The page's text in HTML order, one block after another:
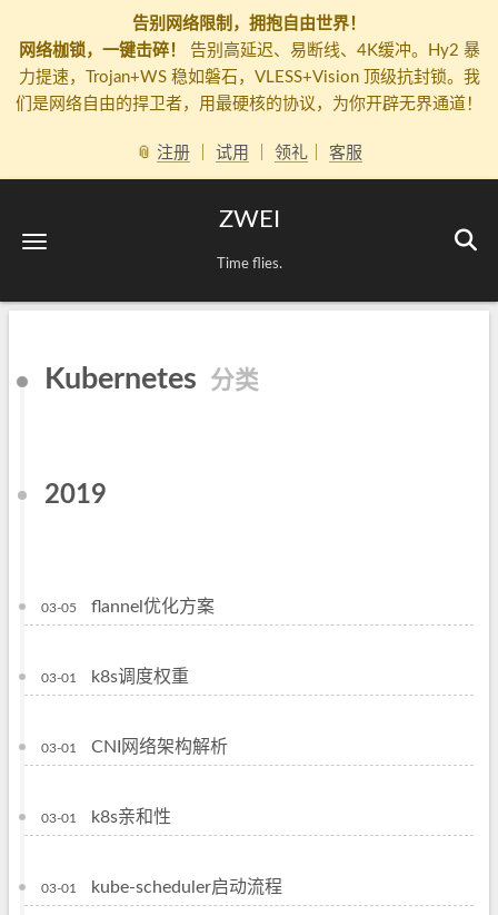
告别网络限制，拥抱自由世界！
网络枷锁，一键击碎！
告别高延迟、易断线、4K缓冲。Hy2 暴
力提速，Trojan+WS 稳如磐石，VLESS+Vision 顶级抗封锁。我
们是网络自由的捍卫者，用最硬核的协议，为你开辟无界通道！
📎 注册 试用 领礼 客服
ZWEI
Time flies.
Kubernetes 分类
2019
03-05 flannel优化方案
03-01 k8s调度权重
03-01 CNI网络架构解析
03-01 k8s亲和性
03-01 kube-scheduler启动流程